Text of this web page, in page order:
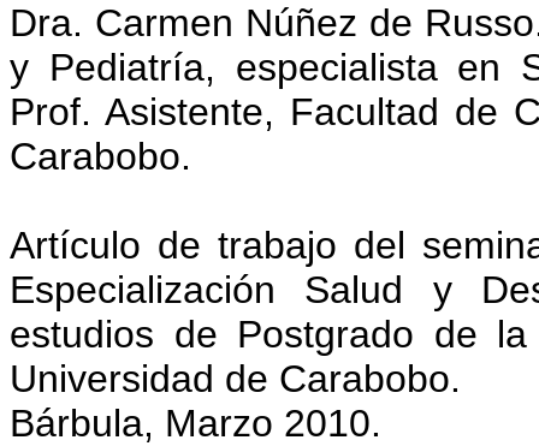
Dra. Carmen Núñez de
y Pediatría, especialista en
Prof. Asistente, Facultad de
Carabobo.
Artículo de trabajo del
Especialización Salud y
estudios de Postgrado de
Universidad de Carabobo.
Bárbula, Marzo 2010.